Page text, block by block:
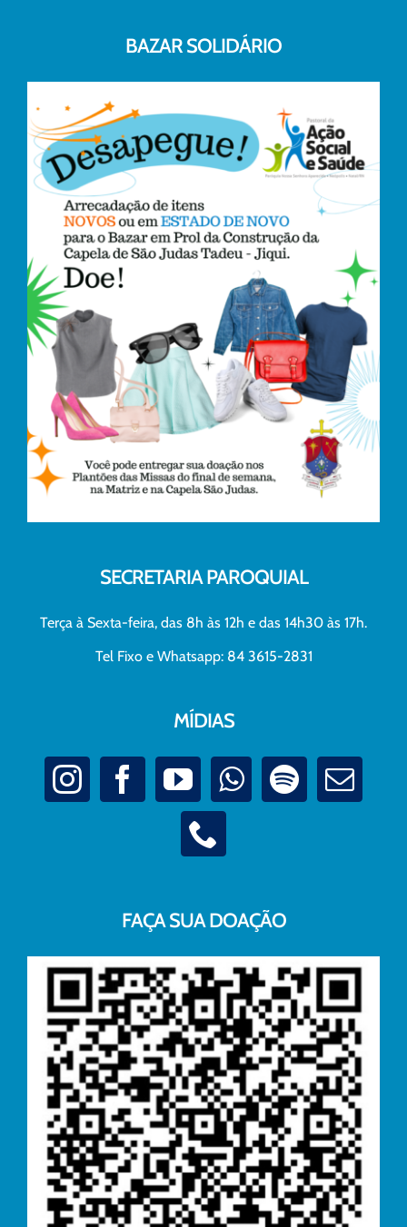
BAZAR SOLIDÁRIO
SECRETARIA PAROQUIAL
Terça à Sexta-feira, das 8h às 12h e das 14h30 às 17h.
Tel Fixo e Whatsapp: 84 3615-2831
MÍDIAS
FAÇA SUA DOAÇÃO